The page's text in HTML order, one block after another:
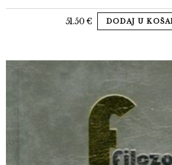
51.50 € DODAJ U